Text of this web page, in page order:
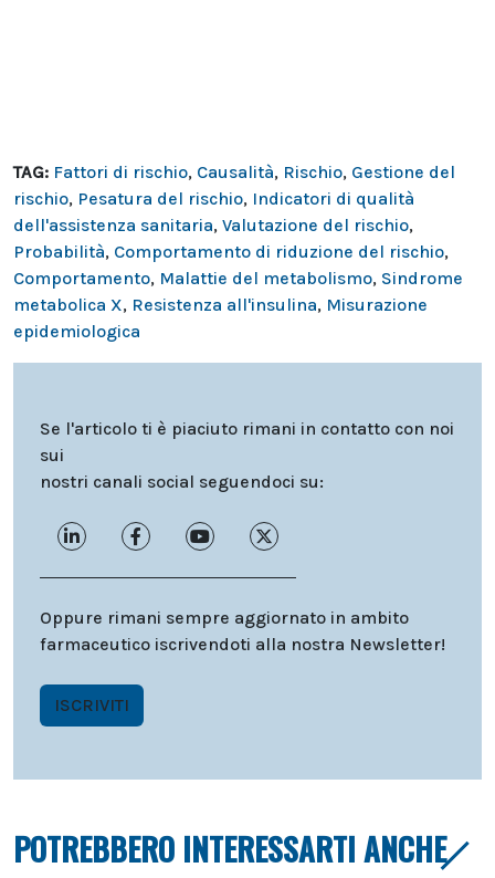
TAG: Fattori di rischio, Causalità, Rischio, Gestione del
rischio, Pesatura del rischio, Indicatori di qualità
dell'assistenza sanitaria, Valutazione del rischio,
Probabilità, Comportamento di riduzione del rischio,
Comportamento, Malattie del metabolismo, Sindrome
metabolica X, Resistenza all'insulina, Misurazione
epidemiologica
Se l'articolo ti è piaciuto rimani in contatto con noi
sui
nostri canali social seguendoci su:
Oppure rimani sempre aggiornato in ambito
farmaceutico iscrivendoti alla nostra Newsletter!
ISCRIVITI
POTREBBERO INTERESSARTI ANCHE